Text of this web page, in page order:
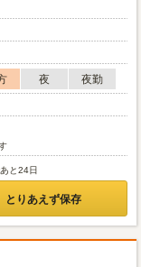
夜
夜勤
と24日
とりあえず保存